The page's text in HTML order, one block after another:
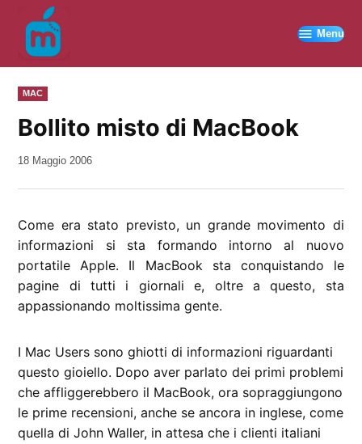
contenuto
Menu
PUBBLICATO
IN
MAC
Bollito misto di MacBook
da
18 Maggio 2006
Come era stato previsto, un grande movimento di
informazioni si sta formando intorno al nuovo
portatile Apple. Il MacBook sta conquistando le
pagine di tutti i giornali e, oltre a questo, sta
appassionando moltissima gente.
I Mac Users sono ghiotti di informazioni riguardanti
questo gioiello. Dopo aver parlato dei primi problemi
che affliggerebbero il MacBook, ora sopraggiungono
le prime recensioni, anche se ancora in inglese, come
quella di John Waller, in attesa che i clienti italiani